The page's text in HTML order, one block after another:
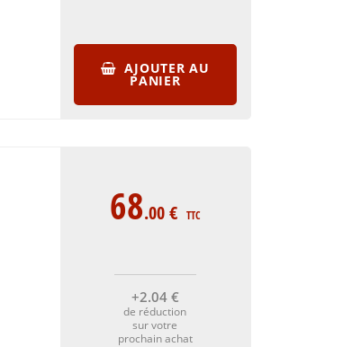
AJOUTER AU
PANIER
68.00€ TTC
+2.04 €
de réduction
sur votre
prochain achat